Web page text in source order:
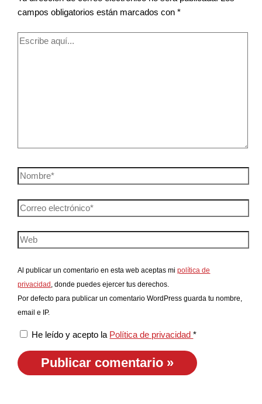
campos obligatorios están marcados con*
Al publicar un comentario en esta web aceptas mipolítica de
privacidad , donde puedes ejercer tus derechos.
Por defecto para publicar un comentario WordPress guarda tu nombre,
email e IP.
He leído y acepto la Política de privacidad*